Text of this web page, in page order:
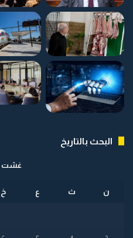
البحث بالتاريخ
غشت 2026
ن ث ع خ